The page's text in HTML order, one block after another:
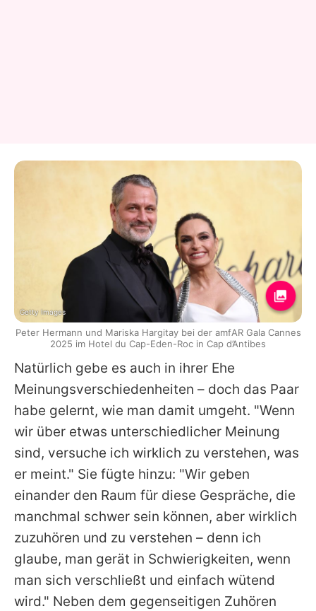
Natürlich gebe es auch in ihrer Ehe
Meinungsverschiedenheiten – doch das Paar
habe gelernt, wie man damit umgeht. "Wenn
wir über etwas unterschiedlicher Meinung
sind, versuche ich wirklich zu verstehen, was
er meint." Sie fügte hinzu: "Wir geben
einander den Raum für diese Gespräche, die
manchmal schwer sein können, aber wirklich
zuzuhören und zu verstehen – denn ich
glaube, man gerät in Schwierigkeiten, wenn
man sich verschließt und einfach wütend
wird." Neben dem gegenseitigen Zuhören
Getty Images
Peter Hermann und Mariska Hargitay bei der amfAR Gala Cannes
2025 im Hotel du Cap-Eden-Roc in Cap d’Antibes